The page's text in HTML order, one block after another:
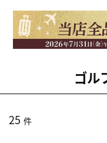
ゴル
25 件